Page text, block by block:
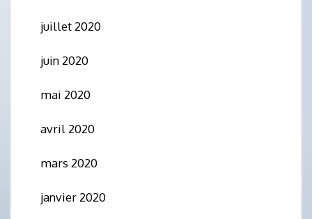
juillet 2020
juin 2020
mai 2020
avril 2020
mars 2020
janvier 2020